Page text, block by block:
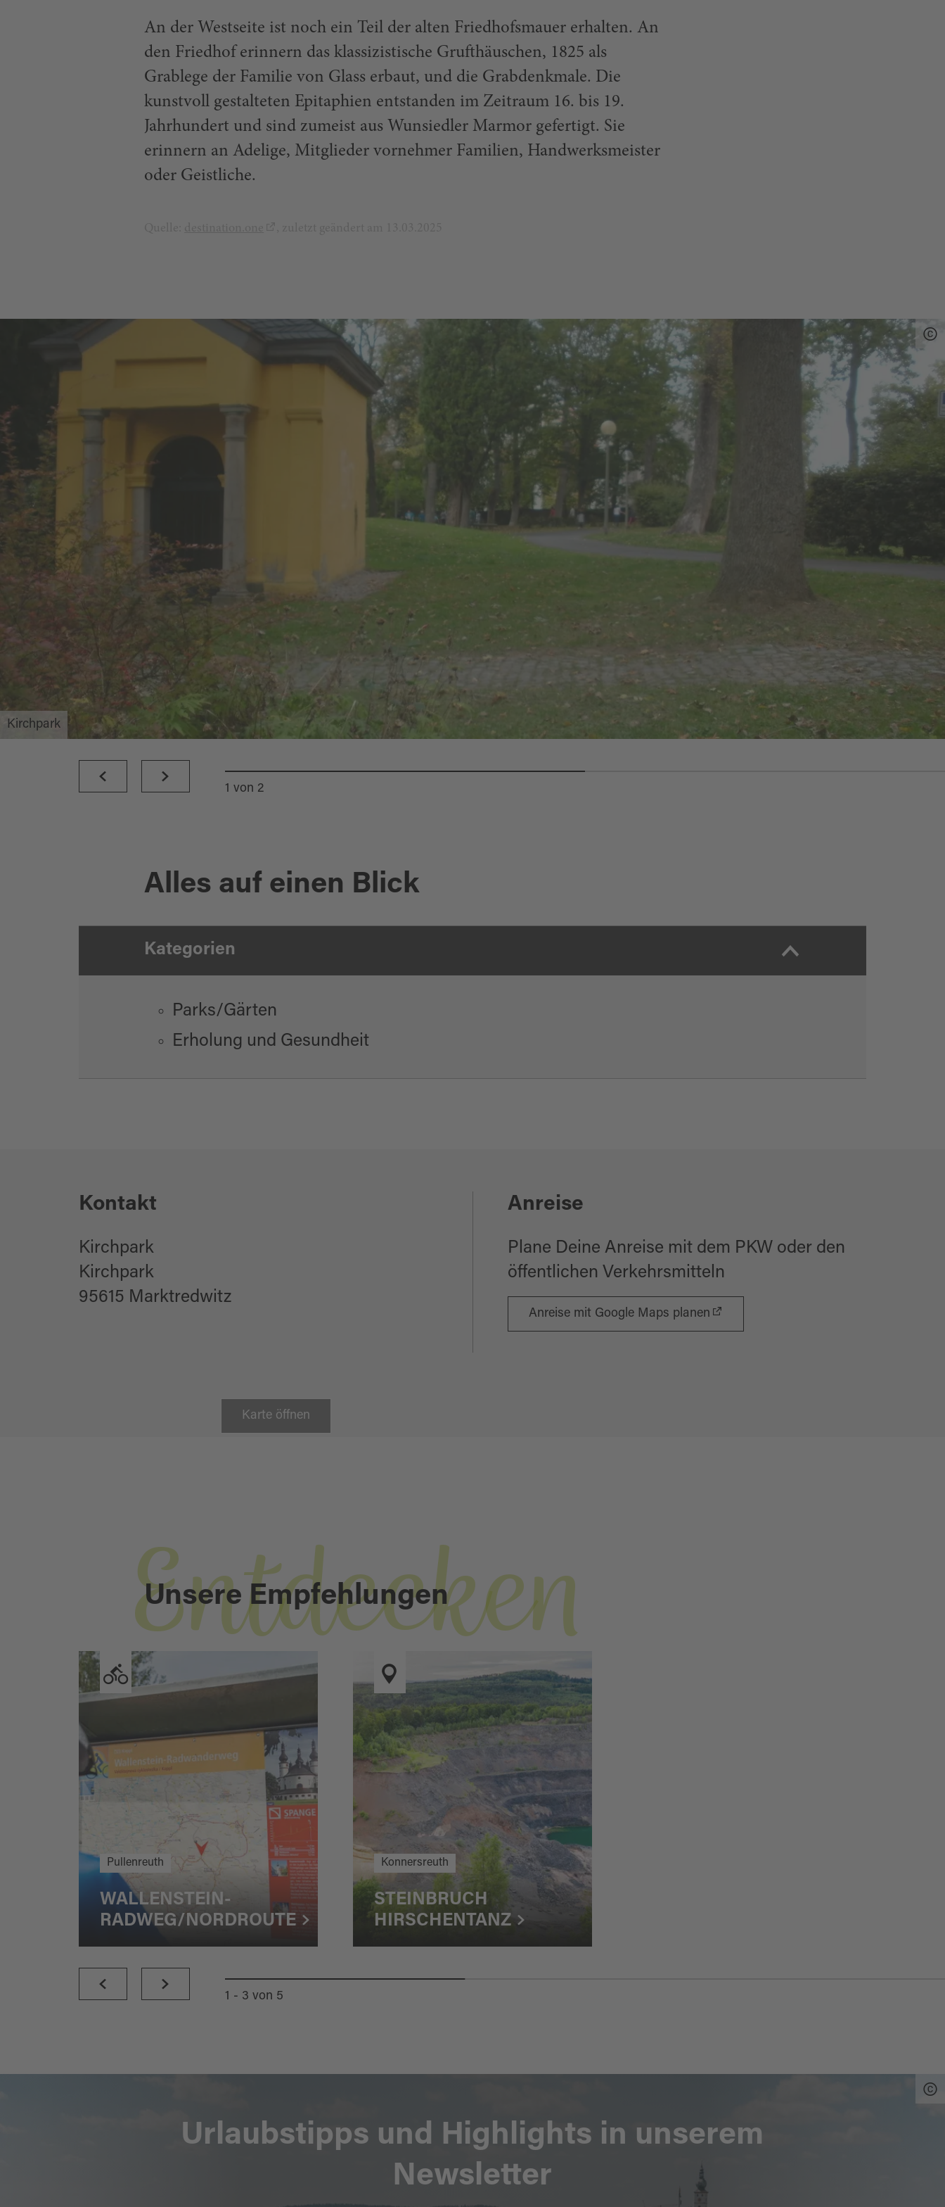
An der Westseite ist noch ein Teil der alten Friedhofsmauer erhalten. An
den Friedhof erinnern das klassizistische Grufthäuschen, 1825 als
Grablege der Familie von Glass erbaut, und die Grabdenkmale. Die
kunstvoll gestalteten Epitaphien entstanden im Zeitraum 16. bis 19.
Jahrhundert und sind zumeist aus Wun­siedler Marmor gefertigt. Sie
erinnern an Adelige, Mitglieder vornehmer Familien, Handwerksmeister
oder Geistliche.
Kirchpark
1 von 2
Alles auf einen Blick
Kategorien
Parks/Gärten
Erholung und Gesundheit
Kontakt
Kirchpark
Kirchpark
95615 Marktredwitz
Anreise
Plane Deine Anreise mit dem PKW oder den
öffentlichen Verkehrsmitteln
Anreise mit Google Maps planen
Karte öffnen
Unsere Empfehlungen
Entdecken
Pullenreuth
WALLENSTEIN-
RADWEG/NORDROUTE
Konnersreuth
STEINBRUCH
HIRSCHENTANZ
1 - 3 von 5
Urlaubstipps und Highlights in unserem
Newsletter